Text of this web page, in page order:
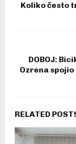
Koliko često
DOBOJ:
Ozrena
RELATED